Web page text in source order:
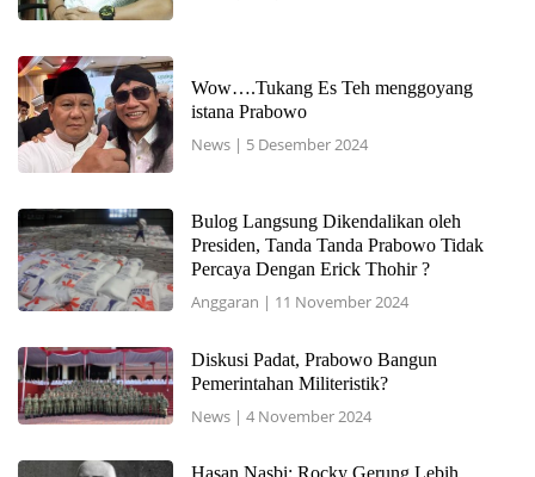
Wow….Tukang Es Teh menggoyang
istana Prabowo
News| 5 Desember 2024
Bulog Langsung Dikendalikan oleh
Presiden, Tanda Tanda Prabowo Tidak
Percaya Dengan Erick Thohir ?
Anggaran | 11 November 2024
Diskusi Padat, Prabowo Bangun
Pemerintahan Militeristik?
News| 4 November 2024
Hasan Nasbi: Rocky Gerung Lebih